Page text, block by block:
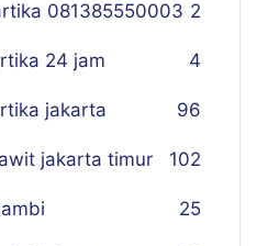
081385550003 2
24 jam 4
jakarta 96
jakarta timur 102
25